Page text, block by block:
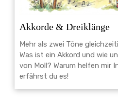
Akkorde & Dreiklänge
Mehr als zwei Töne
Was ist ein Akkord und wie
von Moll? Warum helfen mir
erfährst du es!